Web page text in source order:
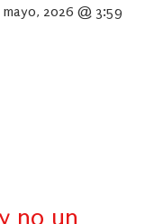
mayo, 2026 @ 3:59
no un